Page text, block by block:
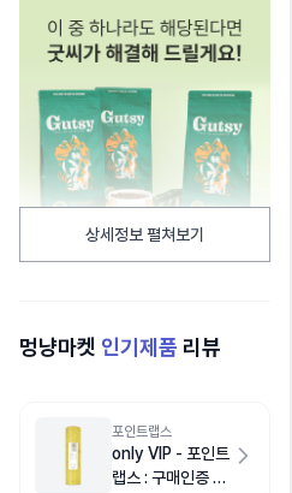
상세정보 펼쳐보기
멍냥마켓 인기제품 리뷰
포인트랩스
only VIP - 포인트
랩스 : 구매인증 쿠